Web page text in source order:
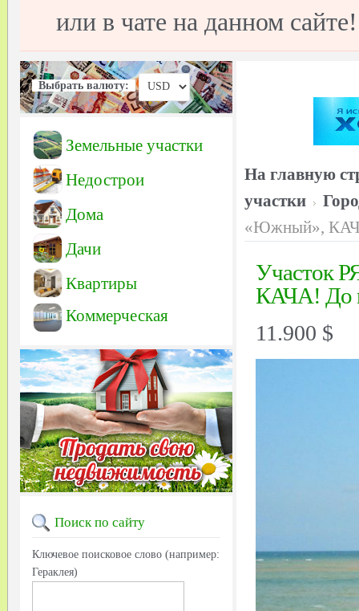
или в чате на данном сайте!
Выбрать валюту:
Земельные участки
Недострои
Дома
Дачи
Квартиры
Коммерческая
Поиск по сайту
Ключевое поисковое слово (например:
Гераклея)
На главную
участки
«Южный»,
Участок
КАЧА! До
11.900 $